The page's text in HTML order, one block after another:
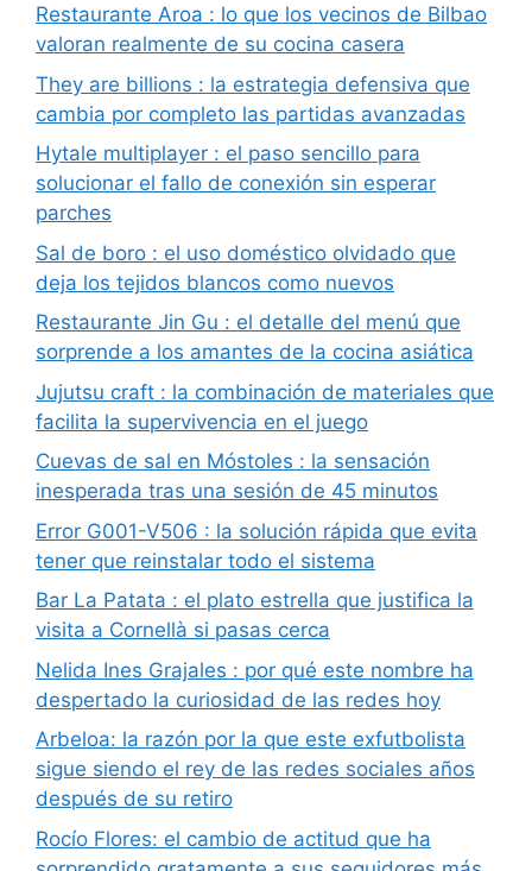
Restaurante Aroa : lo que los vecinos de Bilbao
valoran realmente de su cocina casera
They are billions : la estrategia defensiva que
cambia por completo las partidas avanzadas
Hytale multiplayer : el paso sencillo para
solucionar el fallo de conexión sin esperar
parches
Sal de boro : el uso doméstico olvidado que
deja los tejidos blancos como nuevos
Restaurante Jin Gu : el detalle del menú que
sorprende a los amantes de la cocina asiática
Jujutsu craft : la combinación de materiales que
facilita la supervivencia en el juego
Cuevas de sal en Móstoles : la sensación
inesperada tras una sesión de 45 minutos
Error G001-V506 : la solución rápida que evita
tener que reinstalar todo el sistema
Bar La Patata : el plato estrella que justifica la
visita a Cornellà si pasas cerca
Nelida Ines Grajales : por qué este nombre ha
despertado la curiosidad de las redes hoy
Arbeloa: la razón por la que este exfutbolista
sigue siendo el rey de las redes sociales años
después de su retiro
Rocío Flores: el cambio de actitud que ha